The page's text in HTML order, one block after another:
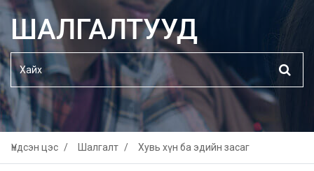
ШАЛГАЛТУУД
Үндсэн цэс Шалгалт Хувь хүн ба эдийн засаг